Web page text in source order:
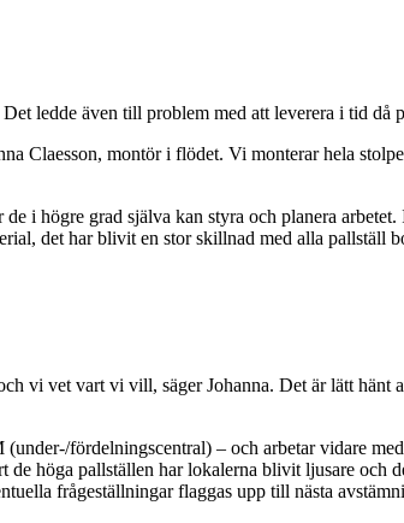
ledde även till problem med att leverera i tid
Claesson, montör i flödet. Vi monterar hela
i högre grad själva kan styra och planera
det har blivit en stor skillnad med alla pallställ
vi vet vart vi vill, säger Johanna. Det är lätt hänt
fördelningscentral) – och arbetar vidare
de höga pallställen har lokalerna blivit ljusare
frågeställningar flaggas upp till nästa